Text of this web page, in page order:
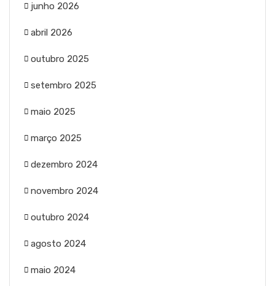
junho 2026
abril 2026
outubro 2025
setembro 2025
maio 2025
março 2025
dezembro 2024
novembro 2024
outubro 2024
agosto 2024
maio 2024